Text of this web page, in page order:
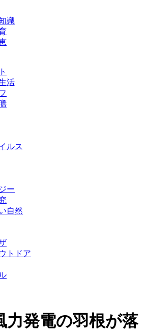
識
活
ルス
ー
自然
トドア
力発電の羽根が落